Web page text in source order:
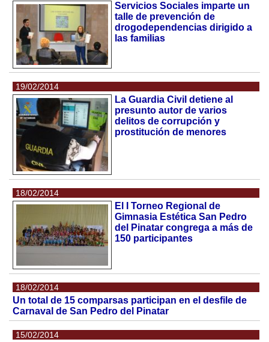
Servicios Sociales imparte un
talle de prevención de
drogodependencias dirigido a
las familias
19/02/2014
La Guardia Civil detiene al
presunto autor de varios
delitos de corrupción y
prostitución de menores
18/02/2014
El I Torneo Regional de
Gimnasia Estética San Pedro
del Pinatar congrega a más de
150 participantes
18/02/2014
Un total de 15 comparsas participan en el desfile de
Carnaval de San Pedro del Pinatar
15/02/2014